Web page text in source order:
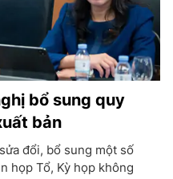
bổ sung quy
bản
đổi, bổ sung một số
họp Tổ, Kỳ họp không